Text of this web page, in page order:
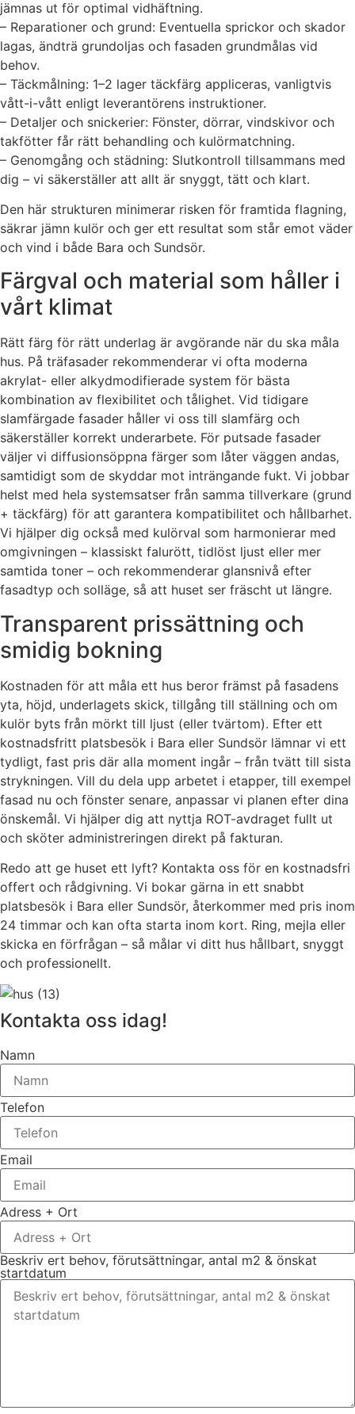
jämnas ut för optimal vidhäftning.
– Reparationer och grund: Eventuella sprickor och skador
lagas, ändträ grundoljas och fasaden grundmålas vid
behov.
– Täckmålning: 1–2 lager täckfärg appliceras, vanligtvis
vått-i-vått enligt leverantörens instruktioner.
– Detaljer och snickerier: Fönster, dörrar, vindskivor och
takfötter får rätt behandling och kulörmatchning.
– Genomgång och städning: Slutkontroll tillsammans med
dig – vi säkerställer att allt är snyggt, tätt och klart.
Den här strukturen minimerar risken för framtida flagning,
säkrar jämn kulör och ger ett resultat som står emot väder
och vind i både Bara och Sundsör.
Färgval och material som håller i
vårt klimat
Rätt färg för rätt underlag är avgörande när du ska måla
hus. På träfasader rekommenderar vi ofta moderna
akrylat- eller alkydmodifierade system för bästa
kombination av flexibilitet och tålighet. Vid tidigare
slamfärgade fasader håller vi oss till slamfärg och
säkerställer korrekt underarbete. För putsade fasader
väljer vi diffusionsöppna färger som låter väggen andas,
samtidigt som de skyddar mot inträngande fukt. Vi jobbar
helst med hela systemsatser från samma tillverkare (grund
+ täckfärg) för att garantera kompatibilitet och hållbarhet.
Vi hjälper dig också med kulörval som harmonierar med
omgivningen – klassiskt falurött, tidlöst ljust eller mer
samtida toner – och rekommenderar glansnivå efter
fasadtyp och solläge, så att huset ser fräscht ut längre.
Transparent prissättning och
smidig bokning
Kostnaden för att måla ett hus beror främst på fasadens
yta, höjd, underlagets skick, tillgång till ställning och om
kulör byts från mörkt till ljust (eller tvärtom). Efter ett
kostnadsfritt platsbesök i Bara eller Sundsör lämnar vi ett
tydligt, fast pris där alla moment ingår – från tvätt till sista
strykningen. Vill du dela upp arbetet i etapper, till exempel
fasad nu och fönster senare, anpassar vi planen efter dina
önskemål. Vi hjälper dig att nyttja ROT-avdraget fullt ut
och sköter administreringen direkt på fakturan.
Redo att ge huset ett lyft? Kontakta oss för en kostnadsfri
offert och rådgivning. Vi bokar gärna in ett snabbt
platsbesök i Bara eller Sundsör, återkommer med pris inom
24 timmar och kan ofta starta inom kort. Ring, mejla eller
skicka en förfrågan – så målar vi ditt hus hållbart, snyggt
och professionellt.
Kontakta oss idag!
Namn
Telefon
Email
Adress + Ort
Beskriv ert behov, förutsättningar, antal m2 & önskat
startdatum